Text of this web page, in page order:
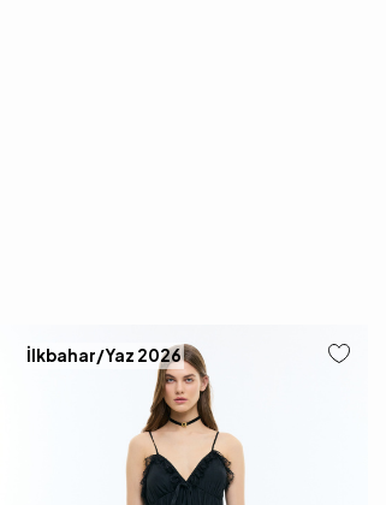
İlkbahar/Yaz 2026